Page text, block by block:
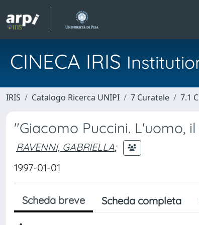
CINECA IRIS
IRIS Catalogo Ricerca UNIPI 7 Curatele 7.1
"Giacomo Puccini. L'uomo,
RAVENNI, GABRIELLA;
1997-01-01
Scheda breve Scheda completa